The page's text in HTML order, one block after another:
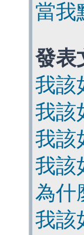
當我
發表
我該
我該
我該
我該
為什
我該